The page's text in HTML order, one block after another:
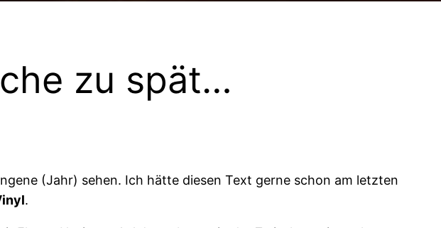
zu spät…
(Jahr) sehen. Ich hätte diesen Text gerne schon am letzten
.